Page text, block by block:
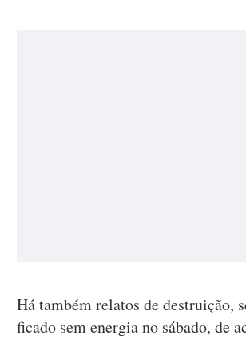
Há também relatos de destruição,
ficado sem energia no sábado, de